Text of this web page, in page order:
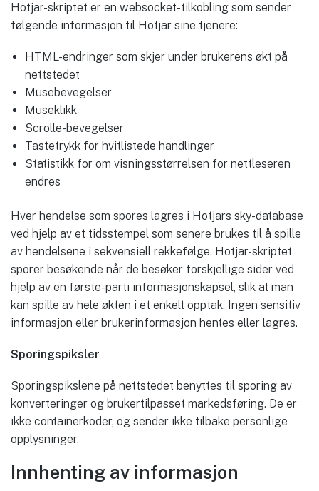
Hotjar-skriptet er en websocket-tilkobling som sender
følgende informasjon til Hotjar sine tjenere:
HTML-endringer som skjer under brukerens økt på
nettstedet
Musebevegelser
Museklikk
Scrolle-bevegelser
Tastetrykk for hvitlistede handlinger
Statistikk for om visningsstørrelsen for nettleseren
endres
Hver hendelse som spores lagres i Hotjars sky-database
ved hjelp av et tidsstempel som senere brukes til å spille
av hendelsene i sekvensiell rekkefølge. Hotjar-skriptet
sporer besøkende når de besøker forskjellige sider ved
hjelp av en første-parti informasjonskapsel, slik at man
kan spille av hele økten i et enkelt opptak. Ingen sensitiv
informasjon eller brukerinformasjon hentes eller lagres.
Sporingspiksler
Sporingspikslene på nettstedet benyttes til sporing av
konverteringer og brukertilpasset markedsføring. De er
ikke containerkoder, og sender ikke tilbake personlige
opplysninger.
Innhenting av informasjon